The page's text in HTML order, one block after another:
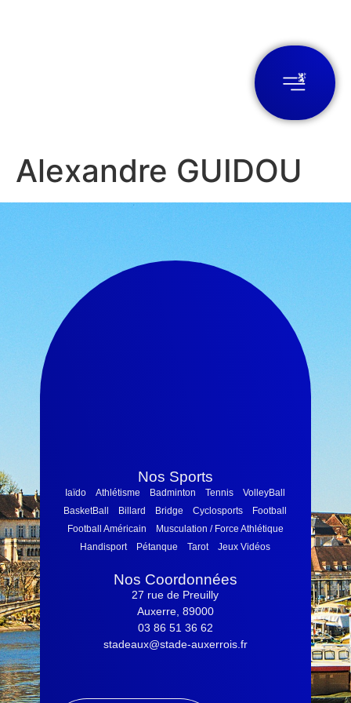
Alexandre GUIDOU
Nos Sports
Iaïdo Athlétisme Badminton Tennis
VolleyBall
BasketBall
Billard Bridge Cyclosports
Football
Football Américain
Musculation / Force Athlétique
Handisport
Pétanque Tarot Jeux Vidéos
Nos Coordonnées
27 rue de Preuilly
Auxerre, 89000
03 86 51 36 62
stadeaux@stade-auxerrois.fr